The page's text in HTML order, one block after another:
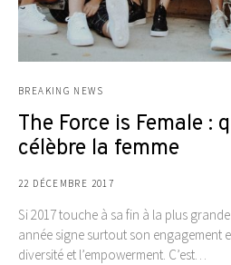
BREAKING NEWS
The Force is Female :
célèbre la femme
22 DÉCEMBRE 2017
Si 2017 touche à sa fin à la plus
année signe surtout son engagement
diversité et l’empowerment. C’est…